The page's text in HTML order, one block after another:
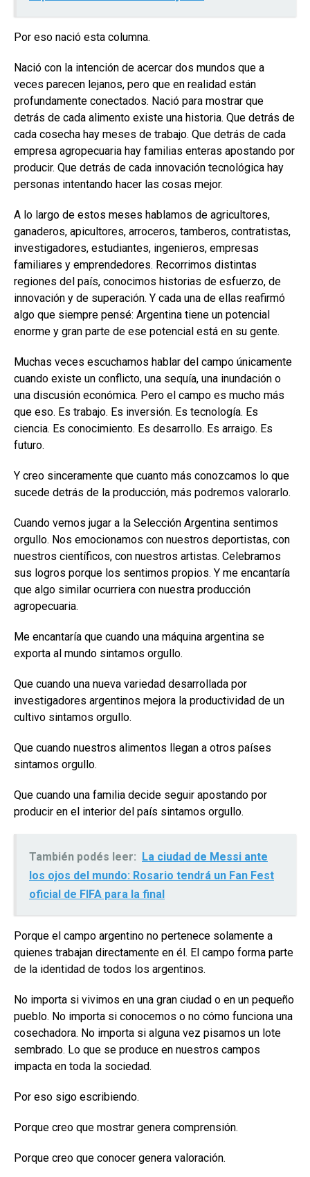
Por eso nació esta columna.
Nació con la intención de acercar dos mundos que a
veces parecen lejanos, pero que en realidad están
profundamente conectados. Nació para mostrar que
detrás de cada alimento existe una historia. Que detrás de
cada cosecha hay meses de trabajo. Que detrás de cada
empresa agropecuaria hay familias enteras apostando por
producir. Que detrás de cada innovación tecnológica hay
personas intentando hacer las cosas mejor.
A lo largo de estos meses hablamos de agricultores,
ganaderos, apicultores, arroceros, tamberos, contratistas,
investigadores, estudiantes, ingenieros, empresas
familiares y emprendedores. Recorrimos distintas
regiones del país, conocimos historias de esfuerzo, de
innovación y de superación. Y cada una de ellas reafirmó
algo que siempre pensé: Argentina tiene un potencial
enorme y gran parte de ese potencial está en su gente.
Muchas veces escuchamos hablar del campo únicamente
cuando existe un conflicto, una sequía, una inundación o
una discusión económica. Pero el campo es mucho más
que eso. Es trabajo. Es inversión. Es tecnología. Es
ciencia. Es conocimiento. Es desarrollo. Es arraigo. Es
futuro.
Y creo sinceramente que cuanto más conozcamos lo que
sucede detrás de la producción, más podremos valorarlo.
Cuando vemos jugar a la Selección Argentina sentimos
orgullo. Nos emocionamos con nuestros deportistas, con
nuestros científicos, con nuestros artistas. Celebramos
sus logros porque los sentimos propios. Y me encantaría
que algo similar ocurriera con nuestra producción
agropecuaria.
Me encantaría que cuando una máquina argentina se
exporta al mundo sintamos orgullo.
Que cuando una nueva variedad desarrollada por
investigadores argentinos mejora la productividad de un
cultivo sintamos orgullo.
Que cuando nuestros alimentos llegan a otros países
sintamos orgullo.
Que cuando una familia decide seguir apostando por
producir en el interior del país sintamos orgullo.
También podés leer: La ciudad de Messi ante
los ojos del mundo: Rosario tendrá un Fan Fest
oficial de FIFA para la final
Porque el campo argentino no pertenece solamente a
quienes trabajan directamente en él. El campo forma parte
de la identidad de todos los argentinos.
No importa si vivimos en una gran ciudad o en un pequeño
pueblo. No importa si conocemos o no cómo funciona una
cosechadora. No importa si alguna vez pisamos un lote
sembrado. Lo que se produce en nuestros campos
impacta en toda la sociedad.
Por eso sigo escribiendo.
Porque creo que mostrar genera comprensión.
Porque creo que conocer genera valoración.